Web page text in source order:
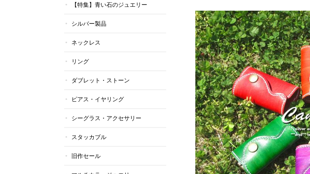
【特集】青い石のジュエリー
シルバー製品
ネックレス
リング
ダブレット・ストーン
ピアス・イヤリング
シーグラス・アクセサリー
スタッカブル
旧作セール